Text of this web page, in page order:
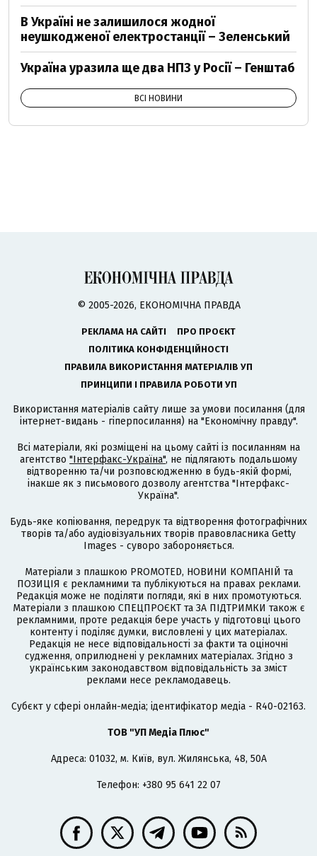
В Україні не залишилося жодної
неушкодженої електростанції – Зеленський
Україна уразила ще два НПЗ у Росії – Генштаб
ВСІ НОВИНИ
© 2005-2026, ЕКОНОМІЧНА ПРАВДА
РЕКЛАМА НА САЙТІ
ПРО ПРОЄКТ
ПОЛІТИКА КОНФІДЕНЦІЙНОСТІ
ПРАВИЛА ВИКОРИСТАННЯ МАТЕРІАЛІВ УП
ПРИНЦИПИ І ПРАВИЛА РОБОТИ УП
Використання матеріалів сайту лише за умови посилання (для
інтернет-видань - гіперпосилання) на "Економічну правду".
Всі матеріали, які розміщені на цьому сайті із посиланням на
агентство "Інтерфакс-Україна", не підлягають подальшому
відтворенню та/чи розповсюдженню в будь-якій формі,
інакше як з письмового дозволу агентства "Інтерфакс-
Україна".
Будь-яке копіювання, передрук та відтворення фотографічних
творів та/або аудіовізуальних творів правовласника Getty
Images - суворо забороняється.
Матеріали з плашкою PROMOTED, НОВИНИ КОМПАНІЙ та
ПОЗИЦІЯ є рекламними та публікуються на правах реклами.
Редакція може не поділяти погляди, які в них промотуються.
Матеріали з плашкою СПЕЦПРОЄКТ та ЗА ПІДТРИМКИ також є
рекламними, проте редакція бере участь у підготовці цього
контенту і поділяє думки, висловлені у цих матеріалах.
Редакція не несе відповідальності за факти та оціночні
судження, оприлюднені у рекламних матеріалах. Згідно з
українським законодавством відповідальність за зміст
реклами несе рекламодавець.
Cубєкт у сфері онлайн-медіа; ідентифікатор медіа - R40-02163.
ТОВ "УП Медіа Плюс"
Адреса: 01032, м. Київ, вул. Жилянська, 48, 50А
Телефон: +380 95 641 22 07